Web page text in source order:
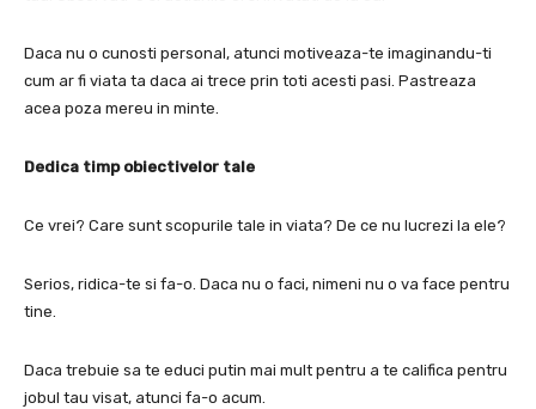
Daca nu o cunosti personal, atunci motiveaza-te imaginandu-ti
cum ar fi viata ta daca ai trece prin toti acesti pasi. Pastreaza
acea poza mereu in minte.
Dedica timp obiectivelor tale
Ce vrei? Care sunt scopurile tale in viata? De ce nu lucrezi la ele?
Serios, ridica-te si fa-o. Daca nu o faci, nimeni nu o va face pentru
tine.
Daca trebuie sa te educi putin mai mult pentru a te califica pentru
jobul tau visat, atunci fa-o acum.